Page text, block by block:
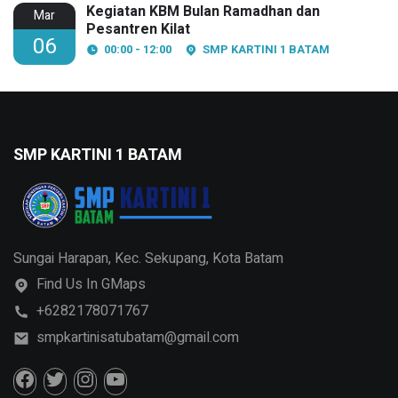
Mar
06
Kegiatan KBM Bulan Ramadhan dan
Pesantren Kilat
00:00 - 12:00 SMP KARTINI 1 BATAM
SMP KARTINI 1 BATAM
Sungai Harapan, Kec. Sekupang, Kota Batam
Find Us In GMaps
+6282178071767
smpkartinisatubatam@gmail.com